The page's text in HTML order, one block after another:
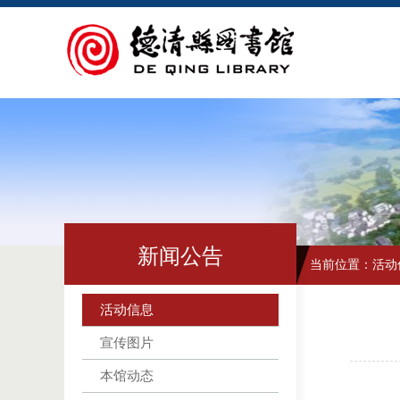
新闻公告
活动信息
宣传图片
本馆动态
当前位置： 活动